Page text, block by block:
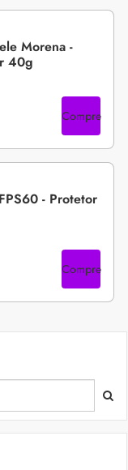
Morena -
40g
Compre
- Protetor
Compre